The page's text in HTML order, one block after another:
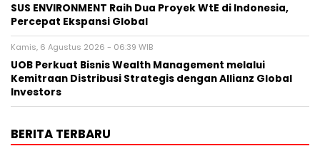
SUS ENVIRONMENT Raih Dua Proyek WtE di Indonesia,
Percepat Ekspansi Global
Kamis, 6 Agustus 2026 - 06:39 WIB
UOB Perkuat Bisnis Wealth Management melalui
Kemitraan Distribusi Strategis dengan Allianz Global
Investors
BERITA TERBARU